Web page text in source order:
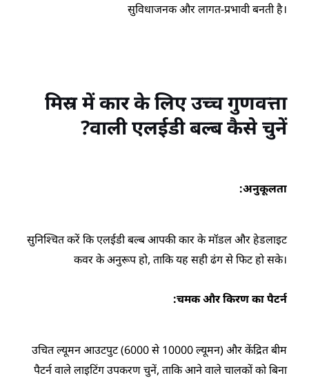
सुविधाजनक और लागत-प्रभावी बनती है।
मिस्र में कार के लिए उच्च गुणवत्ता
वाली एलईडी बल्ब कैसे चुनें?
अनुकूलता:
सुनिश्चित करें कि एलईडी बल्ब आपकी कार के मॉडल और हेडलाइट
कवर के अनुरूप हो, ताकि यह सही ढंग से फिट हो सके।
चमक और किरण का पैटर्न:
उचित ल्यूमन आउटपुट (6000 से 10000 ल्यूमन) और केंद्रित बीम
पैटर्न वाले लाइटिंग उपकरण चुनें, ताकि आने वाले चालकों को बिना